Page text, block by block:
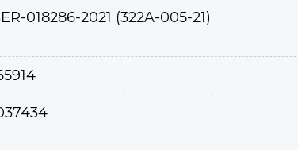
018286-2021 (322A-005-21)